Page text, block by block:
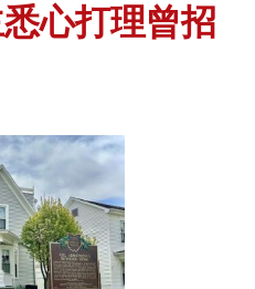
心打理曾招